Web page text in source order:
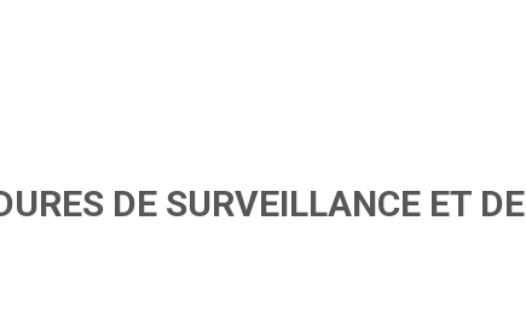
DE SURVEILLANCE ET DE